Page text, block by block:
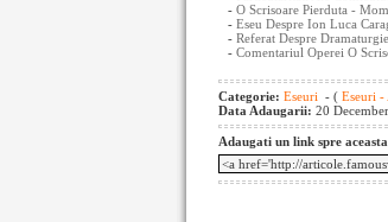
- O Scrisoare Pierduta -
- Eseu Despre Ion Luca
- Referat Despre Dramaturgie
- Comentariul Operei O
Categorie: Eseuri - ( Eseuri -
Data Adaugarii: 20
Adaugati un link spre